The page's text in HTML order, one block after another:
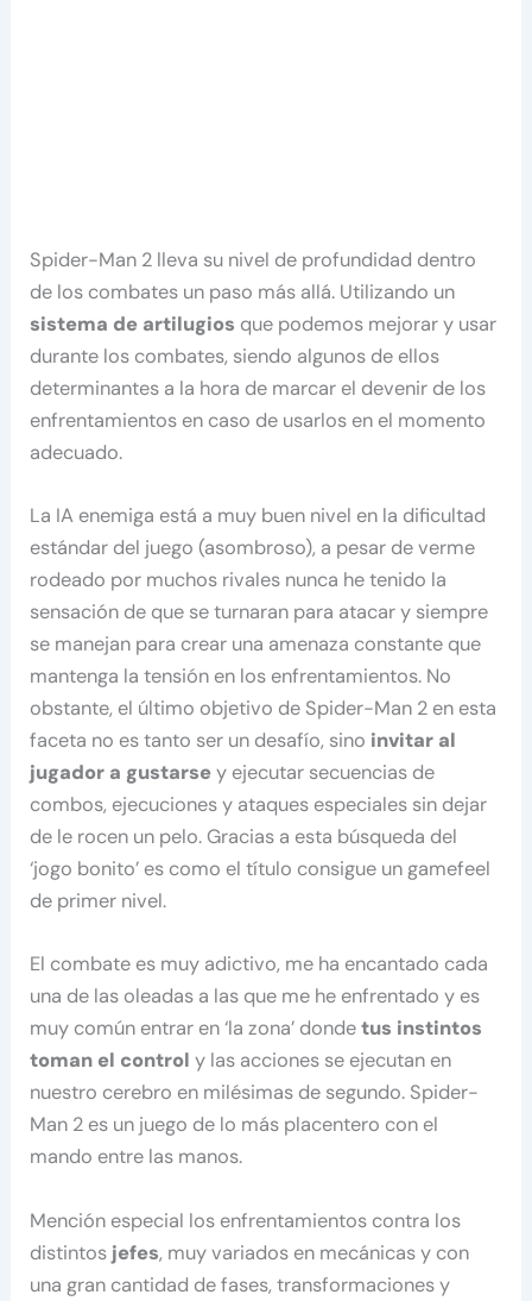
Spider-Man 2 lleva su nivel de profundidad dentro
de los combates un paso más allá. Utilizando un
sistema de artilugios que podemos mejorar y usar
durante los combates, siendo algunos de ellos
determinantes a la hora de marcar el devenir de los
enfrentamientos en caso de usarlos en el momento
adecuado.
La IA enemiga está a muy buen nivel en la dificultad
estándar del juego (asombroso), a pesar de verme
rodeado por muchos rivales nunca he tenido la
sensación de que se turnaran para atacar y siempre
se manejan para crear una amenaza constante que
mantenga la tensión en los enfrentamientos. No
obstante, el último objetivo de Spider-Man 2 en esta
faceta no es tanto ser un desafío, sino invitar al
jugador a gustarsey ejecutar secuencias de
combos, ejecuciones y ataques especiales sin dejar
de le rocen un pelo. Gracias a esta búsqueda del
‘jogo bonito’ es como el título consigue un gamefeel
de primer nivel.
El combate es muy adictivo, me ha encantado cada
una de las oleadas a las que me he enfrentado y es
muy común entrar en ‘la zona’ dondetus instintos
toman el control y las acciones se ejecutan en
nuestro cerebro en milésimas de segundo. Spider-
Man 2 es un juego de lo más placentero con el
mando entre las manos.
Mención especial los enfrentamientos contra los
distintos jefes, muy variados en mecánicas y con
una gran cantidad de fases, transformaciones y